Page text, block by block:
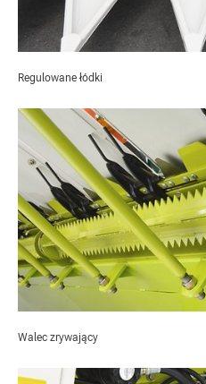
Regulowane łódki
Walec zrywający